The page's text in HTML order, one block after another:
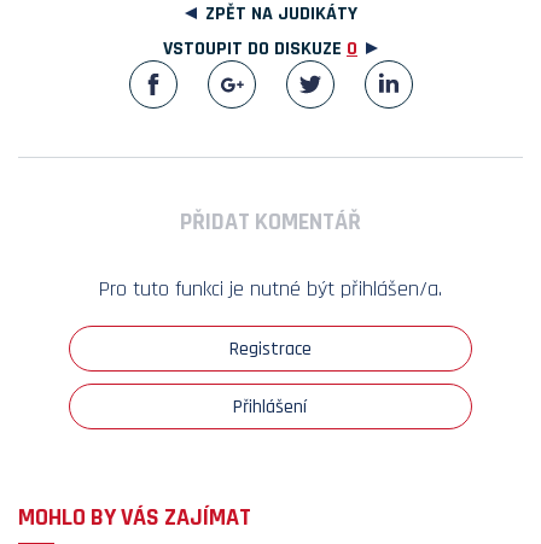
ZPĚT NA JUDIKÁTY
VSTOUPIT DO DISKUZE 0
PŘIDAT KOMENTÁŘ
Pro tuto funkci je nutné být přihlášen/a.
Registrace
Přihlášení
MOHLO BY VÁS ZAJÍMAT